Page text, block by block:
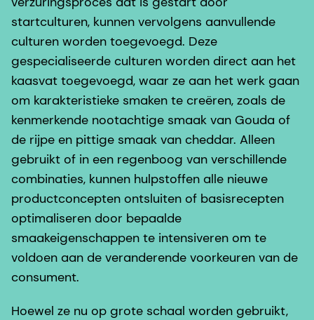
startculturen, kunnen vervolgens aanvullende
culturen worden toegevoegd. Deze
gespecialiseerde culturen worden direct aan het
kaasvat toegevoegd, waar ze aan het werk gaan
om karakteristieke smaken te creëren, zoals de
kenmerkende nootachtige smaak van Gouda of
de rijpe en pittige smaak van cheddar. Alleen
gebruikt of in een regenboog van verschillende
combinaties, kunnen hulpstoffen alle nieuwe
productconcepten ontsluiten of basisrecepten
optimaliseren door bepaalde
smaakeigenschappen te intensiveren om te
voldoen aan de veranderende voorkeuren van de
consument.
Hoewel ze nu op grote schaal worden gebruikt,